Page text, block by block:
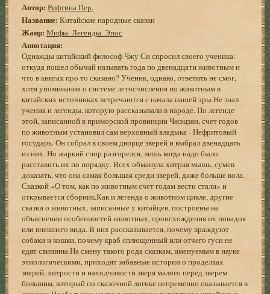
Автор: Рифтина Пер.
Название: Китайские народные сказки
Жанр: Мифы. Легенды. Эпос
Аннотация:
Однажды китайский философ Чжу Си спросил своего ученика:
откуда пошел обычай называть года по двенадцати животным и
что в книгах про то сказано? Ученик, однако, ответить не смог,
хотя упоминания о системе летосчисления по животным в
китайских источниках встречаются с начала нашей эры.Не знал
ученик и легенды, которую рассказывали в народе. По легенде
этой, записанной в приморской провинции Чжэцзян, счет годов
по животным установил сам верховный владыка - Нефритовый
государь. Он собрал в своем дворце зверей и выбрал двенадцать
из них. Но жаркий спор разгорелся, лишь когда надо было
расставить их по порядку. Всех обманула хитрая мышь, сумев
доказать, что она самая большая среди зверей, даже больше вола.
Сказкой «О том, как по животным счет годам вести стали» и
открывается сборник.Как и легенда о животном цикле, другие
сказки о животных, записанные у китайцев, построены на
объяснении особенностей животных, происхождения их повадок
или внешнего вида. В них рассказывается, почему враждуют
собаки и кошки, почему краб сплющенный или отчего гуси не
едят свинины.На смену такого рода сказкам, именуемым в науке
этиологическими, приходят забавные истории о проделках
зверей, хитрости и находчивости зверя малого перед зверем
большим, который по сказочной логике непременно оказывается в